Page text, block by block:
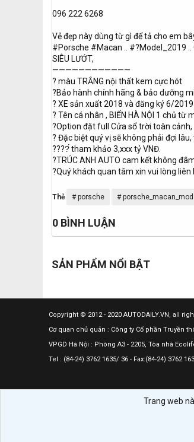
096 222 6268
Vẻ đẹp này dùng từ gì để tả cho em
#Porsche #Macan .. #?Model_2019 ..
SIÊU LƯỚT,
————————————
? màu TRẮNG nội thất kem cực hót
?Bảo hành chính hãng & bảo dưỡng
? XE sản xuất 2018 và đăng ký 6/2019
? Tên cá nhân , BIỂN HÀ NỘI 1 chủ từ
?Option đặt full Cửa sổ trời toàn
? Đặc biệt quý vị sẽ không phải đợi
????́ tham khảo 3,xxx tỷ VNĐ.
?TRÚC ANH AUTO cam kết không
?Quý khách quan tâm xin vui lòng liên
Thẻ
ẻ
porsche
0 BÌNH LUẬN
SẢN PHẨM NỔI BẬT
Copyright © 2012 - 2020 AUTODAILY.VN, all
Cơ quan chủ quản : Công ty Cổ phần Truyền
VPGD Hà Nội : Phòng A3 - 2205, Tòa nhà
Tel : (84-24) 3762 1635/ 36 - Fax:(84-24) 3762
Trang web